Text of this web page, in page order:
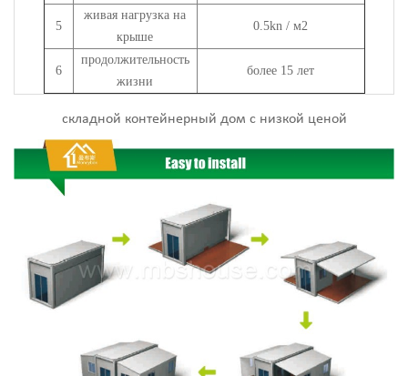
5
живая нагрузка на
крыше
0.5kn / м2
6
продолжительность
жизни
более 15 лет
складной контейнерный дом с низкой ценой